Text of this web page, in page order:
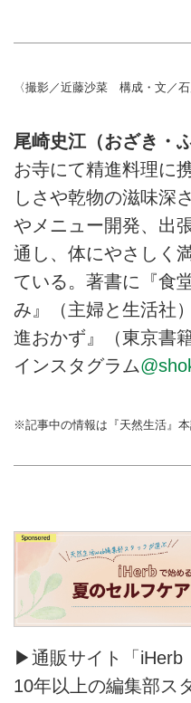
〈撮影／近藤沙菜 構成・文／石
尾崎史江（おざき・
お寺にて精進料理に
しさや乾物の滋味深
やメニュー開発、出
通し、体にやさしく
ている。著書に『食
み』（主婦と生活社
進おかず』（東京書
インスタグラム
※記事中の情報は『天然生活』
▶通販サイト「iHerb
10年以上の編集部ス